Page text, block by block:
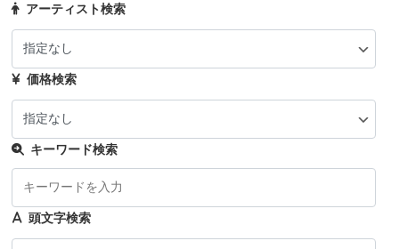
アーティスト検索
価格検索
キーワード検索
頭文字検索